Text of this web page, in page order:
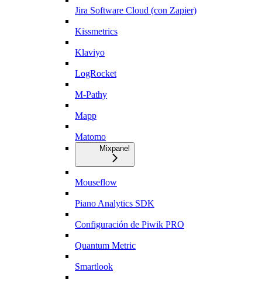
Jira Software Cloud (con Zapier)
Kissmetrics
Klaviyo
LogRocket
M-Pathy
Mapp
Matomo
Mixpanel
Mouseflow
Piano Analytics SDK
Configuración de Piwik PRO
Quantum Metric
Smartlook